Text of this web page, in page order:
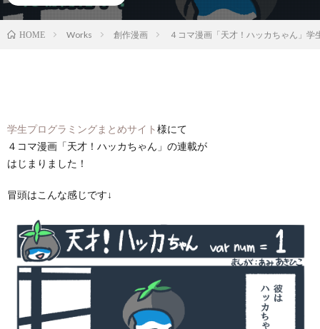
HOME Works 創作漫画 ４コマ漫画「天才！ハッカちゃん」
学生プログラミングまとめサイト様にて
４コマ漫画「天才！ハッカちゃん」の連載が
はじまりました！
冒頭はこんな感じです↓